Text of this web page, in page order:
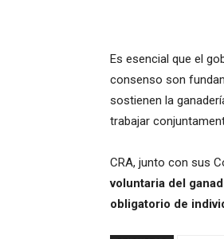
Es esencial que el
consenso son
sostienen la
trabajar
CRA, junto con sus
voluntaria del
obligatorio de